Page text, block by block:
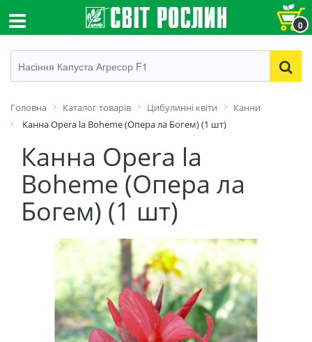
0
Головна Каталог товарів Цибулинні квіти
Канни
Канна Opera la Boheme (Опера ла Богем) (1 шт)
Канна Opera la
Boheme (Опера ла
Богем) (1 шт)